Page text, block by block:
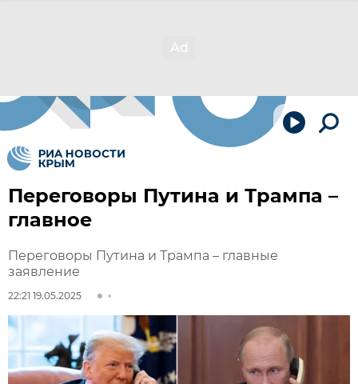
Переговоры Путина и Трампа –
главное
Переговоры Путина и Трампа – главные
заявление
22:21 19.05.2025